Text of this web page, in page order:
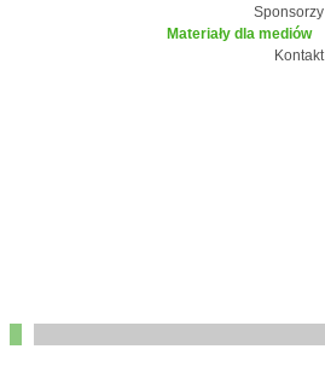
Sponsorzy
Materiały dla mediów
Kontakt